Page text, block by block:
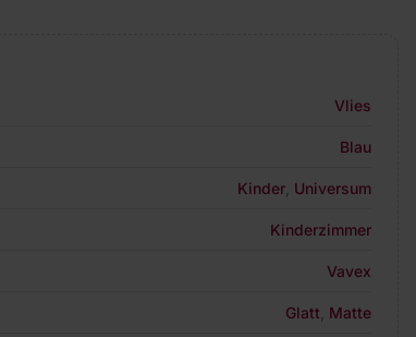
Vlies
Blau
Kinder Universum
Kinderzimmer
Vavex
Glatt Matte